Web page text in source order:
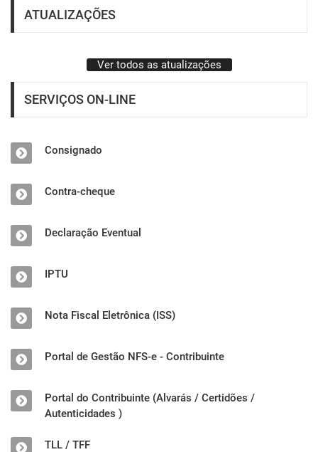
ATUALIZAÇÕES
Ver todos as atualizações
SERVIÇOS ON-LINE
Consignado
Contra-cheque
Declaração Eventual
IPTU
Nota Fiscal Eletrônica (ISS)
Portal de Gestão NFS-e - Contribuinte
Portal do Contribuinte (Alvarás / Certidões /
Autenticidades )
TLL / TFF